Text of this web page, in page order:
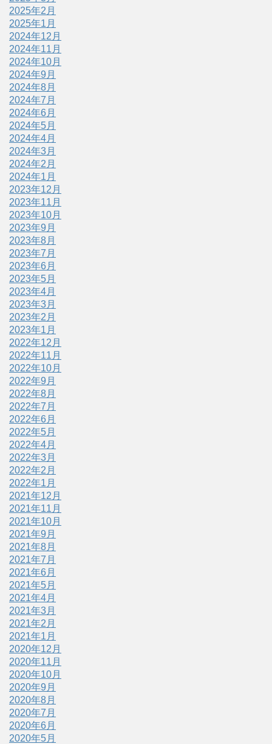
2025年2月
2025年1月
2024年12月
2024年11月
2024年10月
2024年9月
2024年8月
2024年7月
2024年6月
2024年5月
2024年4月
2024年3月
2024年2月
2024年1月
2023年12月
2023年11月
2023年10月
2023年9月
2023年8月
2023年7月
2023年6月
2023年5月
2023年4月
2023年3月
2023年2月
2023年1月
2022年12月
2022年11月
2022年10月
2022年9月
2022年8月
2022年7月
2022年6月
2022年5月
2022年4月
2022年3月
2022年2月
2022年1月
2021年12月
2021年11月
2021年10月
2021年9月
2021年8月
2021年7月
2021年6月
2021年5月
2021年4月
2021年3月
2021年2月
2021年1月
2020年12月
2020年11月
2020年10月
2020年9月
2020年8月
2020年7月
2020年6月
2020年5月